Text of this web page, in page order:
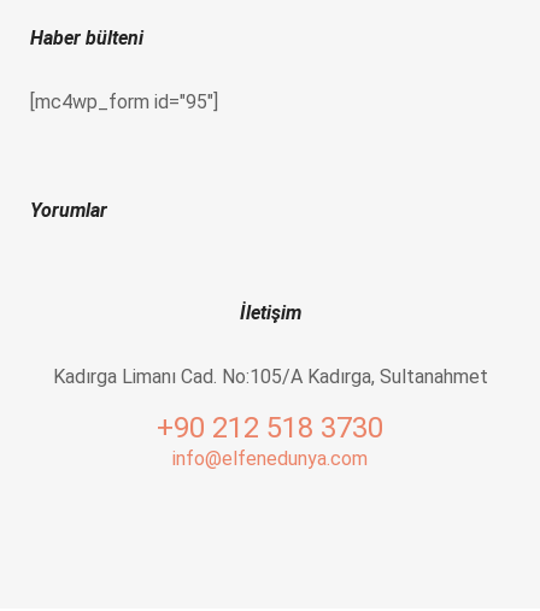
Haber bülteni
[mc4wp_form id="95"]
Yorumlar
İletişim
Kadırga Limanı Cad. No:105/A Kadırga, Sultanahmet
+90 212 518 3730
info@elfenedunya.com